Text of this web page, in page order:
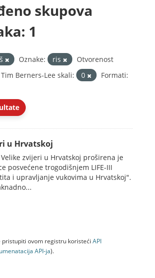
skupova
1
Oznake: ris
Otvorenost
Berners-Lee skali:
0
Formati:
u Hrvatskoj
zvijeri u Hrvatskoj proširena je
posvećene trogodišnjem LIFE-III
i upravljanje vukovima u Hrvatskoj".
pristupiti ovom registru koristeći API
API-jа).